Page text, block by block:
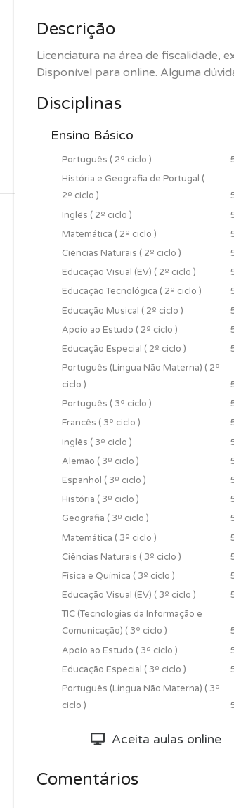
Descrição
Licenciatura na área de fiscalidade,
Disponível para online. Alguma
Disciplinas
Ensino Básico
Português ( 2º ciclo )
História e Geografia de Portugal (
2º ciclo )
Inglês ( 2º ciclo )
Matemática ( 2º ciclo )
Ciências Naturais ( 2º ciclo )
Educação Visual (EV) ( 2º ciclo )
Educação Tecnológica ( 2º ciclo )
Educação Musical ( 2º ciclo )
Apoio ao Estudo ( 2º ciclo )
Educação Especial ( 2º ciclo )
Português (Língua Não Materna) ( 2º
ciclo )
Português ( 3º ciclo )
Francês ( 3º ciclo )
Inglês ( 3º ciclo )
Alemão ( 3º ciclo )
Espanhol ( 3º ciclo )
História ( 3º ciclo )
Geografia ( 3º ciclo )
Matemática ( 3º ciclo )
Ciências Naturais ( 3º ciclo )
Física e Química ( 3º ciclo )
Educação Visual (EV) ( 3º ciclo )
TIC (Tecnologias da Informação e
Comunicação) ( 3º ciclo )
Apoio ao Estudo ( 3º ciclo )
Educação Especial ( 3º ciclo )
Português (Língua Não Materna) ( 3º
ciclo )
Aceita aulas online
Comentários